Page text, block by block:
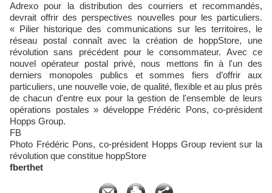
Adrexo pour la distribution des courriers et recommandés,
devrait offrir des perspectives nouvelles pour les particuliers.
« Pilier historique des communications sur les territoires, le
réseau postal connaît avec la création de hoppStore, une
révolution sans précédent pour le consommateur. Avec ce
nouvel opérateur postal privé, nous mettons fin à l'un des
derniers monopoles publics et sommes fiers d’offrir aux
particuliers, une nouvelle voie, de qualité, flexible et au plus près
de chacun d'entre eux pour la gestion de l'ensemble de leurs
opérations postales » développe Frédéric Pons, co-président
Hopps Group.
FB
Photo Frédéric Pons, co-président Hopps Group revient sur la
révolution que constitue hoppStore
fberthet